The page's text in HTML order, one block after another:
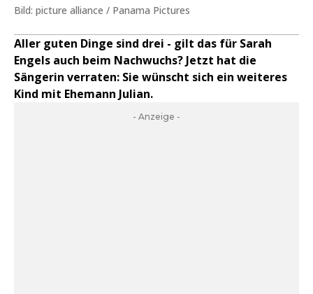
Bild: picture alliance / Panama Pictures
Aller guten Dinge sind drei - gilt das für Sarah
Engels auch beim Nachwuchs? Jetzt hat die
Sängerin verraten: Sie wünscht sich ein weiteres
Kind mit Ehemann Julian.
- Anzeige -